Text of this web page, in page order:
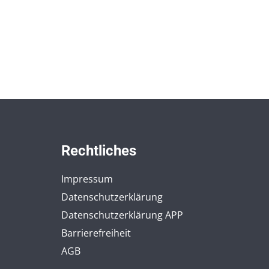
Rechtliches
Impressum
Datenschutzerklärung
Datenschutzerklärung APP
Barrierefreiheit
AGB